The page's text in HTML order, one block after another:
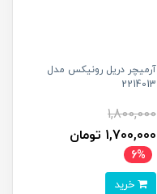
آرمیچر دریل رونیکس مدل
2214013
1,800,000
1,700,000 تومان
6%